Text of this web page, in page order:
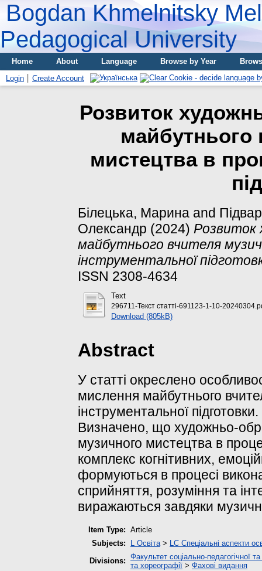
Bogdan Khmelnitsky
Pedagogical University
Home About Language Browse by Year
Login
Create Account
Розвиток
майбутнього
мистецтва в
Білецька, Марина and
Олександр (2024) Розвиток
майбутнього вчителя
інструментальної
ISSN 2308-4634
Text
296711-Текст статті-691123-1-10-
Download (805kB)
Abstract
У статті окреслено
мислення майбутнього
інструментальної підготовки.
Визначено, що художньо-
музичного мистецтва в
комплекс когнітивних,
формуються в процесі
сприйняття, розуміння та
виражаються завдяки
Item Type: Article
Subjects:
L Освіта> LC Спеціальні аспекти
Divisions: Факультет соціально-педагогічної
та хореографії > Фахові видання